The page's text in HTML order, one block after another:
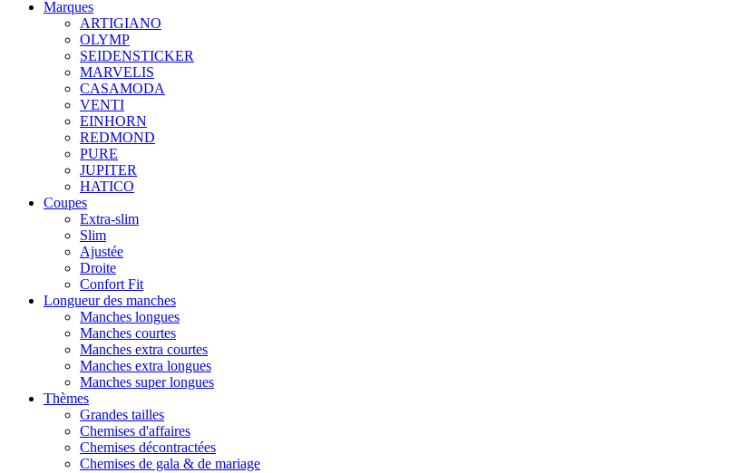
Marques
ARTIGIANO
OLYMP
SEIDENSTICKER
MARVELIS
CASAMODA
VENTI
EINHORN
REDMOND
PURE
JUPITER
HATICO
Coupes
Extra-slim
Slim
Ajustée
Droite
Confort Fit
Longueur des manches
Manches longues
Manches courtes
Manches extra courtes
Manches extra longues
Manches super longues
Thèmes
Grandes tailles
Chemises d'affaires
Chemises décontractées
Chemises de gala & de mariage